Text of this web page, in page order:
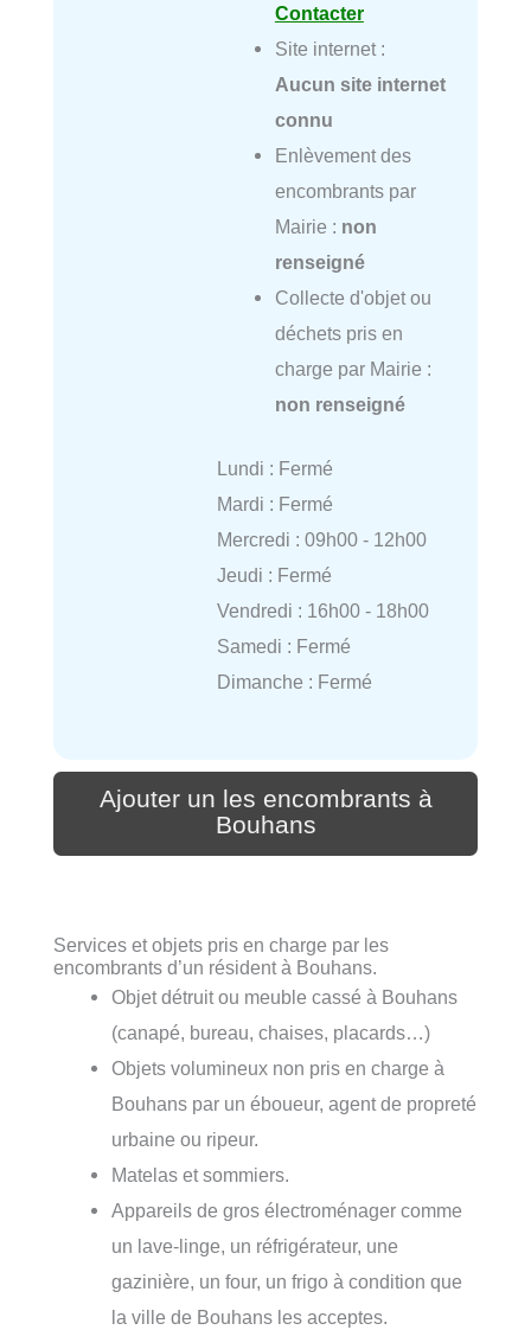
Contacter
Site internet :
Aucun site internet
connu
Enlèvement des
encombrants par
Mairie : non
renseigné
Collecte d'objet ou
déchets pris en
charge par Mairie :
non renseigné
Lundi : Fermé
Mardi : Fermé
Mercredi : 09h00 - 12h00
Jeudi : Fermé
Vendredi : 16h00 - 18h00
Samedi : Fermé
Dimanche : Fermé
Ajouter un les encombrants à
Bouhans
Services et objets pris en charge par les
encombrants d’un résident à Bouhans.
Objet détruit ou meuble cassé à Bouhans
(canapé, bureau, chaises, placards…)
Objets volumineux non pris en charge à
Bouhans par un éboueur, agent de propreté
urbaine ou ripeur.
Matelas et sommiers.
Appareils de gros électroménager comme
un lave-linge, un réfrigérateur, une
gazinière, un four, un frigo à condition que
la ville de Bouhans les acceptes.